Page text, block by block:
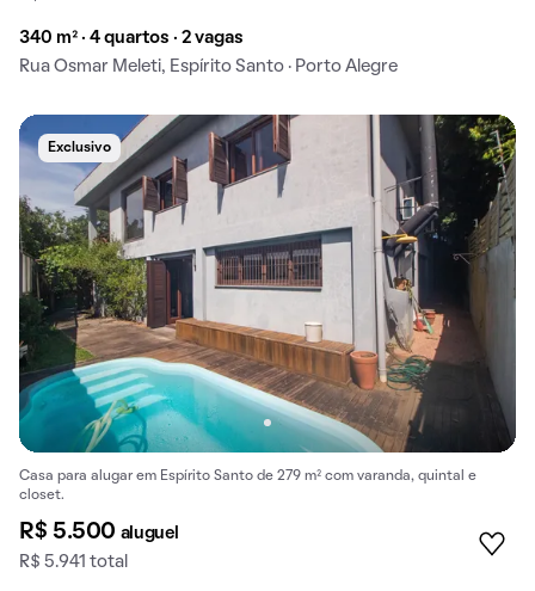
340 m² · 4 quartos · 2 vagas
Rua Osmar Meleti, Espírito Santo · Porto Alegre
Exclusivo
Casa para alugar em Espírito Santo de 279 m² com varanda, quintal e
closet.
R$ 5.500 aluguel
R$ 5.941 total